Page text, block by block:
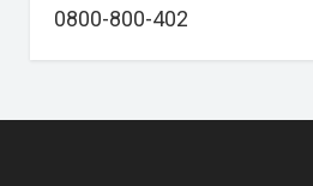
0800-800-402